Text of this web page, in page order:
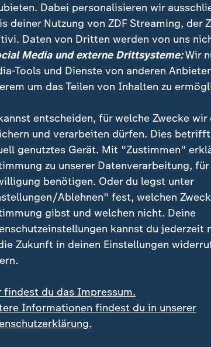
Kim Bui setzt sich gegen den
spricht sie im moma-Interview.
oft in einer schwierigen Position, findet
vertrauen. Ihr eigener Vater habe
wollen.Turnen war ihr großer Traum. Ihre
sind bereit, viel zu geben, sich dafür
dürfe nicht ausgenutzt werden, um
Nichts, was wir haben
es darauf an, Sportlerinnen und Sportler
Verantwortung zu übernehmen, erklärt
dass sie längerfristig im Sport bleiben,
Dabei personalisieren wir
deiner Nutzung von ZDF Streaming, der
Daten von Dritten werden von uns
Media und externe Drittsysteme:Wir
Tools und Dienste von anderen
um das Teilen von Inhalten zu
entscheiden, für welche Zwecke wir
und verarbeiten dürfen. Dies
genutztes Gerät. Mit "Zustimmen"
zu unserer Datenverarbeitung,
benötigen. Oder du legst unter
Ablehnen" fest, welchen
gibst und welchen nicht. Deine
kannst du jederzeit
Zukunft in deinen Einstellungen
findest du das Impressum.
Informationen findest du in unserer